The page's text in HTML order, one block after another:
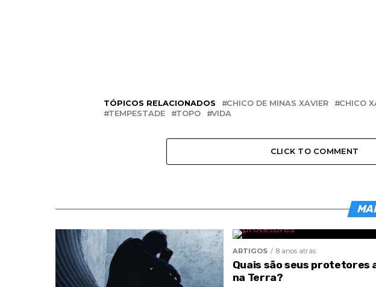
TÓPICOS RELACIONADOS CHICO DE MINAS XAVIER CHICO
TEMPESTADE
TOPO VIDA
CLICK TO COMMENT
ARTIGOS 8 anos atrás
Quais são seus protetores
na Terra?